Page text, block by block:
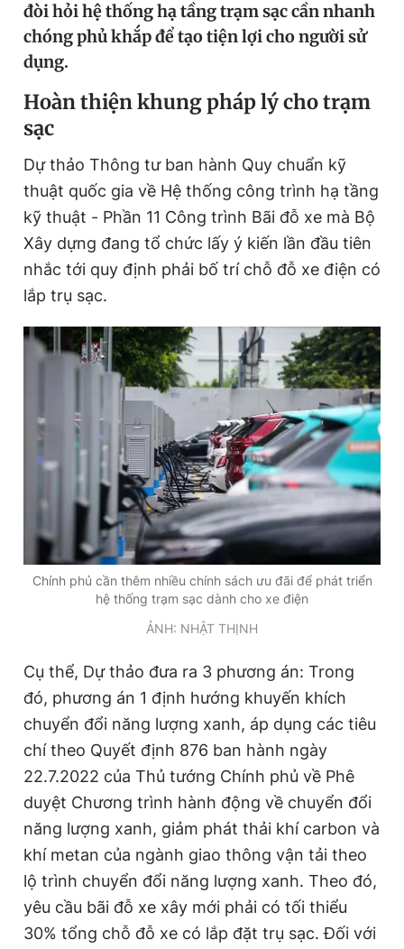
Video Magazine
Sản phẩm khác
Tiện ích
Thông tin tòa soạn Liên hệ quảng cáo
Đọc Thanh Niên trên điện thoại
Theo dõi báo trên
0906 645 777
Liên hệ quảng cáo
0908 780 404
Đặt báo Quảng cáo RSS Tòa soạn Chính sách bảo
Tổng biên tập: Nguyễn Ngọc Toàn
Phó tổng biên tập thường trực: Hải Thành
Phó tổng biên tập: Lâm Hiếu Dũng
Giấy phép xuất bản số 110/GP - BTTTT cấp ngày 24.3.2020
© 2003-2026 Bản quyền thuộc về Báo Thanh Niên. Cấm sao
chép dưới mọi hình thức nếu không có sự chấp thuận bằng văn
đòi hỏi hệ thống hạ tầng trạm sạc cần nhanh
chóng phủ khắp để tạo tiện lợi cho người sử
dụng.
Hoàn thiện khung pháp lý cho trạm
sạc
Dự thảo Thông tư ban hành Quy chuẩn kỹ
thuật quốc gia về Hệ thống công trình hạ tầng
kỹ thuật - Phần 11 Công trình Bãi đỗ xe mà Bộ
Xây dựng đang tổ chức lấy ý kiến lần đầu tiên
nhắc tới quy định phải bố trí chỗ đỗ xe điện có
lắp trụ sạc.
Chính phủ cần thêm nhiều chính sách ưu đãi để phát triển
hệ thống trạm sạc dành cho xe điện
ẢNH: NHẬT THỊNH
Cụ thể, Dự thảo đưa ra 3 phương án: Trong
đó, phương án 1 định hướng khuyến khích
chuyển đổi năng lượng xanh, áp dụng các tiêu
chí theo Quyết định 876 ban hành ngày
22.7.2022 của Thủ tướng Chính phủ về Phê
duyệt Chương trình hành động về chuyển đổi
năng lượng xanh, giảm phát thải khí carbon và
khí metan của ngành giao thông vận tải theo
lộ trình chuyển đổi năng lượng xanh. Theo đó,
yêu cầu bãi đỗ xe xây mới phải có tối thiểu
30% tổng chỗ đỗ xe có lắp đặt trụ sạc. Đối với